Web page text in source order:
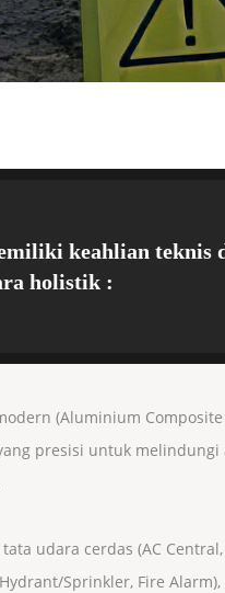
keahlian teknis
holistik :
(Aluminium
presisi untuk
udara cerdas (AC
Sprinkler, Fire